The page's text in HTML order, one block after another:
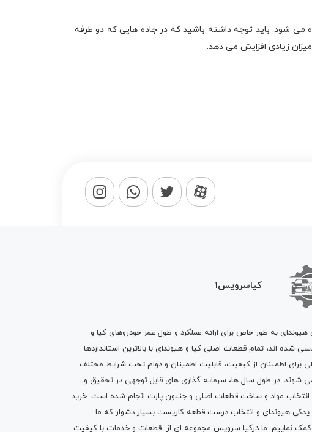
می شود. باید توجه داشته باشید که در جاده هایی که دو طرفه
زیادی افزایش می دهد.
کیاسرویس1
هیوندای به طور خاص برای ارائه عملکرد و طول عمر خودروهای کیا و
شده اند، تمام قطعات اصلی کیا و هیوندای با بالاترین استانداردها
برای اطمینان از کیفیت، قابلیت اطمینان و دوام تحت شرایط مختلف
در طول سال ها، سرمایه گذاری های قابل توجهی در تحقیق و
انتخاب مواد و ساخت قطعات اصلی و جنیون پارت انجام شده است. خرید
یدکی هیوندای و انتخاب درست قطعه کاریست بسیار دشوار که ما
کمک نماییم. ما درکیا سرویس مجموعه ای از قطعات و خدمات با کیفیت